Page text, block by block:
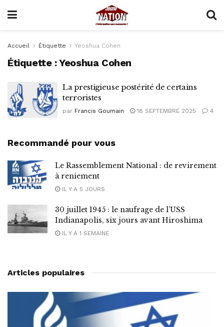
Accueil Étiquette Yeoshua Cohen
Étiquette :Yeoshua Cohen
La prestigieuse postérité de certains
terroristes
par Francis Goumain 18 SEPTEMBRE 2025 4
Recommandé pour vous
Le Rassemblement National : de revirement
à reniement
IL Y A 5 JOURS
30 juillet 1945 : le naufrage de l’USS
Indianapolis, six jours avant Hiroshima
IL Y A 1 SEMAINE
Articles populaires